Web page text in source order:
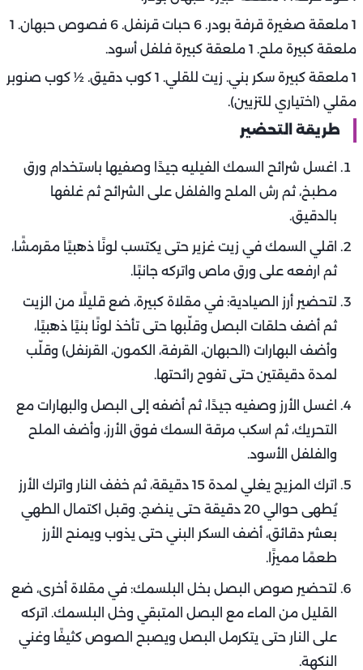
1 ملعقة صغيرة قرفة بودر. 6 حبات قرنفل. 6 فصوص حبهان. 1
ملعقة كبيرة ملح. 1 ملعقة كبيرة فلفل أسود.
1 ملعقة كبيرة سكر بني. زيت للقلي. 1 كوب دقيق. ½ كوب صنوبر
مقلي (اختياري للتزيين).
طريقة التحضير
اغسل شرائح السمك الفيليه جيدًا وصفيها باستخدام ورق
مطبخ، ثم رش الملح والفلفل على الشرائح ثم غلفها
بالدقيق.
اقلي السمك في زيت غزير حتى يكتسب لونًا ذهبيًا مقرمشًا،
ثم ارفعه على ورق ماص واتركه جانبًا.
لتحضير أرز الصيادية: في مقلاة كبيرة، ضع قليلًا من الزيت
ثم أضف حلقات البصل وقلّبها حتى تأخذ لونًا بنيًا ذهبيًا،
وأضف البهارات (الحبهان، القرفة، الكمون، القرنفل) وقلّب
لمدة دقيقتين حتى تفوح رائحتها.
اغسل الأرز وصفيه جيدًا، ثم أضفه إلى البصل والبهارات مع
التحريك، ثم اسكب مرقة السمك فوق الأرز، وأضف الملح
والفلفل الأسود.
اترك المزيج يغلي لمدة 15 دقيقة، ثم خفف النار واترك الأرز
يُطهى حوالي 20 دقيقة حتى ينضج. وقبل اكتمال الطهي
بعشر دقائق، أضف السكر البني حتى يذوب ويمنح الأرز
طعمًا مميزًا.
لتحضير صوص البصل بخل البلسمك: في مقلاة أخرى، ضع
القليل من الماء مع البصل المتبقي وخل البلسمك. اتركه
على النار حتى يتكرمل البصل ويصبح الصوص كثيفًا وغني
النكهة.